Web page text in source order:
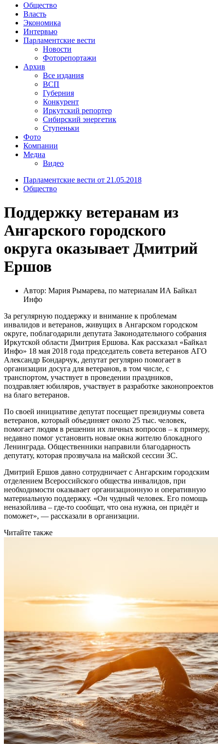
Общество
Власть
Экономика
Интервью
Парламентские вести
Новости
Фоторепортажи
Архив
Все издания
ВСП
Губерния
Конкурент
Иркутский репортер
Сибирский энергетик
Ступеньки
Фото
Компании
Медиа
Видео
Парламентские вести от 21.05.2018
Общество
Поддержку ветеранам из
Ангарского городского
округа оказывает Дмитрий
Ершов
Автор: Мария Рымарева, по материалам ИА Байкал
Инфо
За регулярную поддержку и внимание к проблемам
инвалидов и ветеранов, живущих в Ангарском городском
округе, поблагодарили депутата Законодательного собрания
Иркутской области Дмитрия Ершова. Как рассказал «Байкал
Инфо» 18 мая 2018 года председатель совета ветеранов АГО
Александр Бондарчук, депутат регулярно помогает в
организации досуга для ветеранов, в том числе, с
транспортом, участвует в проведении праздников,
поздравляет юбиляров, участвует в разработке законопроектов
на благо ветеранов.
По своей инициативе депутат посещает президиумы совета
ветеранов, который объединяет около 25 тыс. человек,
помогает людям в решении их личных вопросов – к примеру,
недавно помог установить новые окна жителю блокадного
Ленинграда. Общественники направили благодарность
депутату, которая прозвучала на майской сессии ЗС.
Дмитрий Ершов давно сотрудничает с Ангарским городским
отделением Всероссийского общества инвалидов, при
необходимости оказывает организационную и оперативную
материальную поддержку. «Он чудный человек. Его помощь
неназойлива – где-то сообщат, что она нужна, он придёт и
поможет», — рассказали в организации.
Читайте также